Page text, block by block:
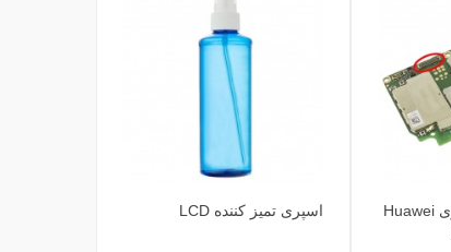
کانکتور مادربرد هوآوی Huawei
اسپری تمیز کننده LCD